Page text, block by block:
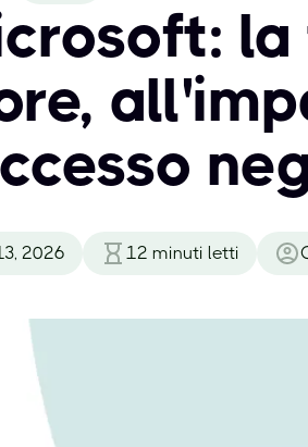
la
2026 12 minuti letti